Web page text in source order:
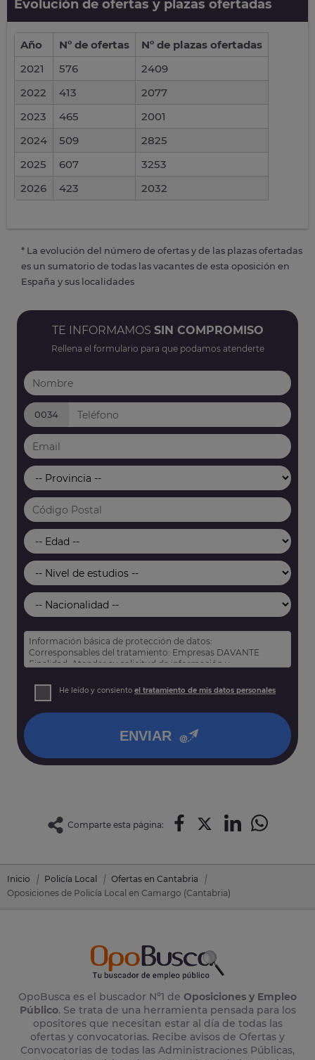
Evolución de ofertas y plazas ofertadas
Año Nº de ofertas
Nº de plazas ofertadas
2021
576
2409
2022
413
2077
2023
465
2001
2024
509
2825
2025
607
3253
2026
423 2032
* La evolución del número de ofertas y de las plazas ofertadas
es un sumatorio de todas las vacantes de esta oposición en
España y sus localidades
TE INFORMAMOS SIN COMPROMISO
Rellena el formulario para que podamos atenderte
0034
Información básica de protección de datos:
Corresponsables del tratamiento: Empresas DAVANTE
Finalidad: Atender su solicitud de información y
Derechos: Puede acceder, rectificar y suprimir sus datos,
así como otros derechos tal y como se explica en nuestra
He leído y consiento el tratamiento de mis datos personales
ENVIAR
Comparte esta página:
Inicio Policía Local
Ofertas en Cantabria
Oposiciones de Policía Local en Camargo (Cantabria)
OpoBusca es el buscador Nº1 de Oposiciones y Empleo
Público. Se trata de una herramienta pensada para los
opositores que necesitan estar al día de todas las
ofertas y convocatorias. Recibe avisos de Ofertas y
Convocatorias de todas las Administraciones Públicas,